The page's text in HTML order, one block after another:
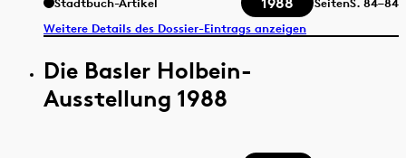
Weitere Details des Dossier-Eintrags anzeigen
Die Basler Holbein-
Ausstellung 1988